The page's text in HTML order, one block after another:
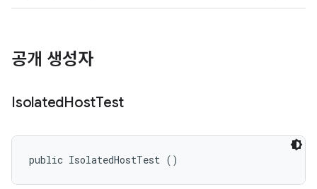
공개 생성자
IsolatedHostTest
public IsolatedHostTest ()